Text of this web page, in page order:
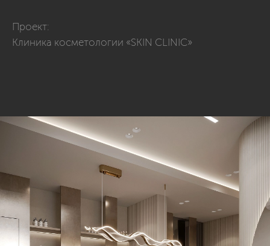
Проект:
Клиника косметологии «SKIN CLINIC»